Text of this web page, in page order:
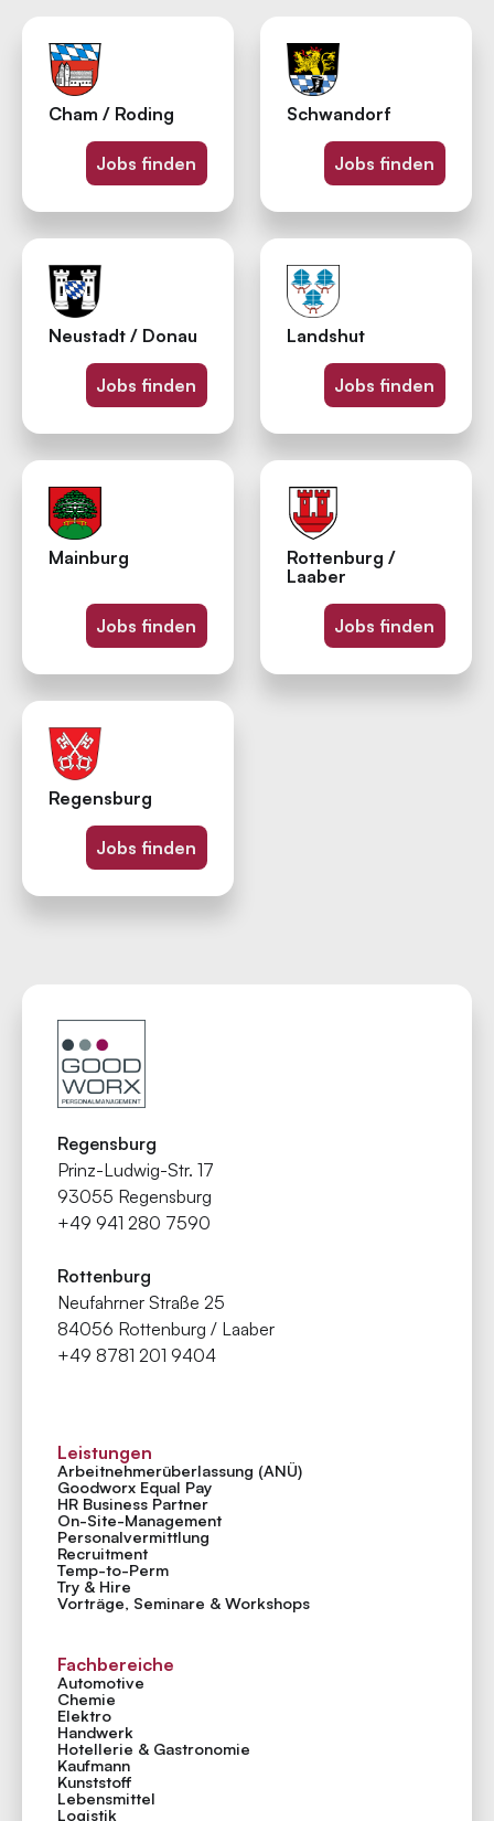
Cham / Roding
Jobs finden
Schwandorf
Jobs finden
Neustadt / Donau
Jobs finden
Landshut
Jobs finden
Mainburg
Jobs finden
Rottenburg /
Laaber
Jobs finden
Regensburg
Jobs finden
Regensburg
Prinz-Ludwig-Str. 17
93055 Regensburg
+49 941 280 7590
Rottenburg
Neufahrner Straße 25
84056 Rottenburg / Laaber
+49 8781 201 9404
Leistungen
Arbeitnehmer­überlassung (ANÜ)
Goodworx Equal Pay
HR Business Partner
On-Site-Management
Personal­vermittlung
Recruitment
Temp-to-Perm
Try & Hire
Vorträge, Seminare & Workshops
Fachbereiche
Automotive
Chemie
Elektro
Handwerk
Hotellerie & Gastronomie
Kaufmann
Kunststoff
Lebensmittel
Logistik